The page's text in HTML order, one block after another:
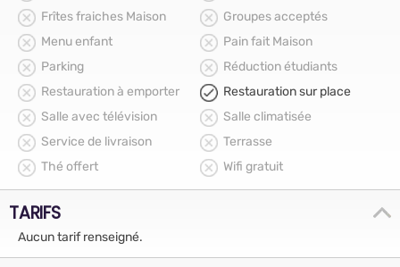
Frîtes fraiches Maison
Groupes acceptés
Menu enfant
Pain fait Maison
Parking
Réduction étudiants
Restauration à emporter
Restauration sur place
Salle avec télévision
Salle climatisée
Service de livraison
Terrasse
Thé offert
Wifi gratuit
TARIFS
Aucun tarif renseigné.